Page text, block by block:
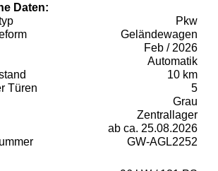
Daten:
Pkw
Geländewagen
Feb / 2026
Automatik
10 km
Türen
5
Grau
Zentrallager
ab ca. 25.08.2026
GW-AGL2252